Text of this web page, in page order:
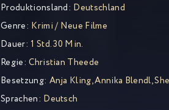
Produktionsland: Deutschland
Genre: Krimi/ Neue Filme
Dauer: 1 Std. 30 Min.
Regie: Christian Theede
Besetzung: Anja Kling,Annika Blendl,
Sprachen: Deutsch